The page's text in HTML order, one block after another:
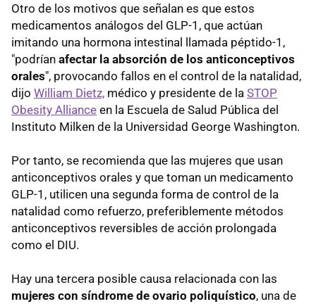
Otro de los motivos que señalan es que estos
medicamentos análogos del GLP-1, que actúan
imitando una hormona intestinal llamada péptido-1,
"podrían afectar la absorción de los anticonceptivos
orales", provocando fallos en el control de la natalidad,
dijo William Dietz, médico y presidente de la STOP
Obesity Alliance en la Escuela de Salud Pública del
Instituto Milken de la Universidad George Washington.
Por tanto, se recomienda que las mujeres que usan
anticonceptivos orales y que toman un medicamento
GLP-1, utilicen una segunda forma de control de la
natalidad como refuerzo, preferiblemente métodos
anticonceptivos reversibles de acción prolongada
como el DIU.
Hay una tercera posible causa relacionada con las
mujeres con síndrome de ovario poliquístico, una de